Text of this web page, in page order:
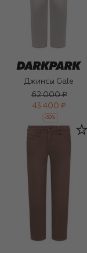
Джинсы Gale
62 000 ₽
43 400 ₽
-30%